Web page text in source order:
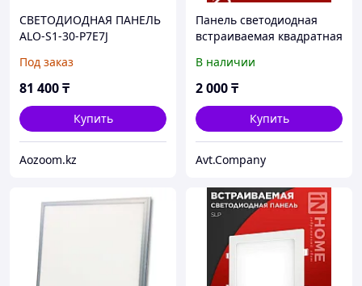
СВЕТОДИОДНАЯ ПАНЕЛЬ
ALO-S1-30-P7E7J
Под заказ
81 400₸
Купить
Aozoom.kz
Панель светодиодная
встраиваемая квадратная
840Лм 171мм белая IP40
IN HOME
В наличии
2 000₸
Купить
Avt.Company